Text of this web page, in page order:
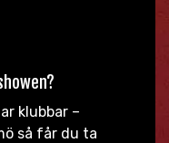
klubbar –
så får du ta